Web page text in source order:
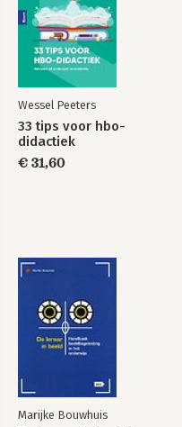
Wessel Peeters
33 tips voor hbo-
didactiek
€ 31,60
Marijke Bouwhuis